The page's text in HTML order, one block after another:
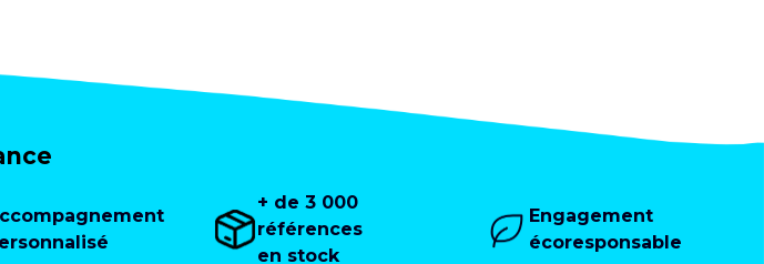
+ de 3 000
références
en stock
Engagement
écoresponsable